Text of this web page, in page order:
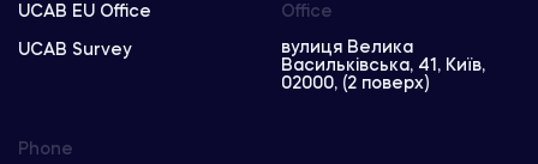
UCAB EU Office
UCAB Survey
Phone
Office
вулиця Велика
Васильківська, 41, Київ,
02000, (2 поверх)